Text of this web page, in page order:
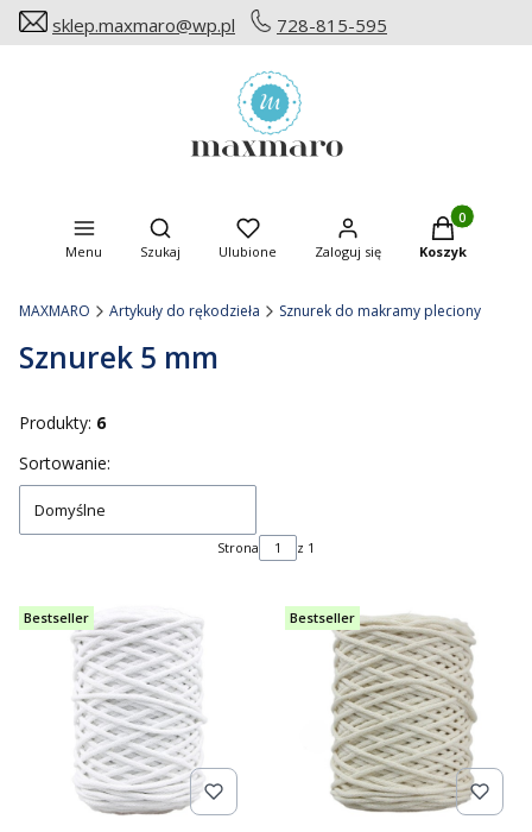
sklep.maxmaro@wp.pl 728-815-595
Menu
Otwórz wyszukiwarkę
Szukaj Ulubione Zaloguj się
Produkty w
Koszyk
MAXMARO Artykuły do rękodzieła Sznurek do makramy pleciony
Sznurek 5 mm
Produkty: 6
Lista produktów
Sortowanie:
Domyślne
Strona z 1
Bestseller Bestseller